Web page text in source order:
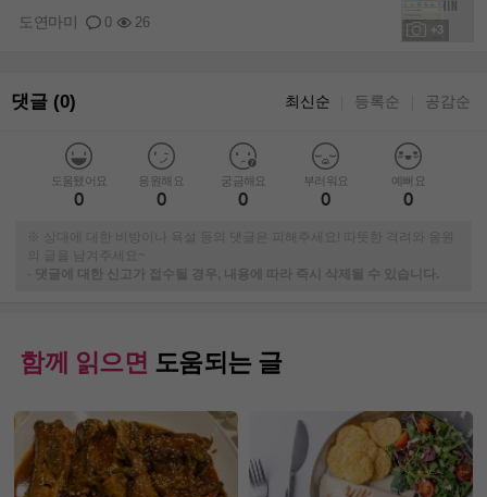
+3
0 26
도연마미
댓글 (0) 최신순 등록순 공감순
도움됐어요
0
응원해요
0
궁금해요
0
부러워요
0
예뻐요
0
※ 상대에 대한 비방이나 욕설 등의 댓글은 피해주세요! 따뜻한 격려와 응원
-
댓글에 대한 신고가 접수될 경우, 내용에 따라 즉시 삭제될 수 있습니다.
함께 읽으면 도움되는 글